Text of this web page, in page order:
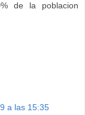
de la poblacion
a las 15:35